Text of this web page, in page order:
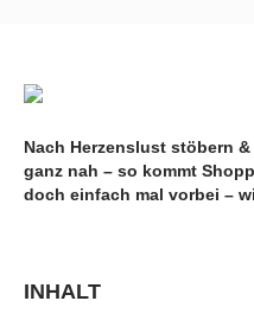
Nach Herzenslust stöbern
ganz nah – so kommt
doch einfach mal vorbei –
INHALT